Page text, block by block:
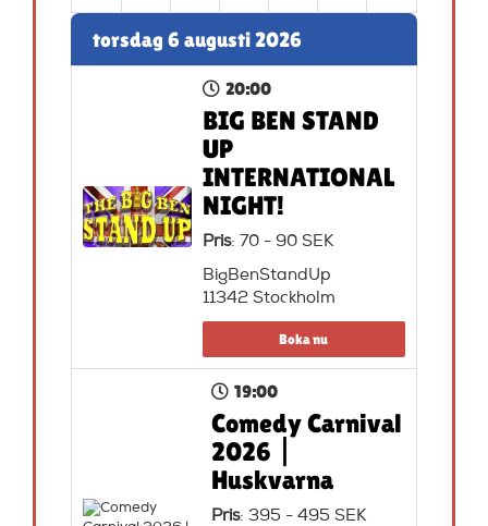
torsdag 6 augusti 2026
20:00
BIG BEN STAND
UP
INTERNATIONAL
NIGHT!
Pris: 70 - 90 SEK
BigBenStandUp
11342 Stockholm
Boka nu
19:00
Comedy Carnival
2026 |
Huskvarna
Pris: 395 - 495 SEK